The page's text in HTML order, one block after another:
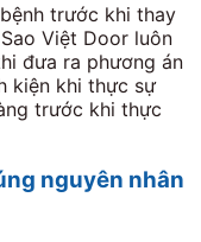
trước khi thay
Việt Door luôn
đưa ra phương án
kiện khi thực sự
trước khi thực
nguyên nhân